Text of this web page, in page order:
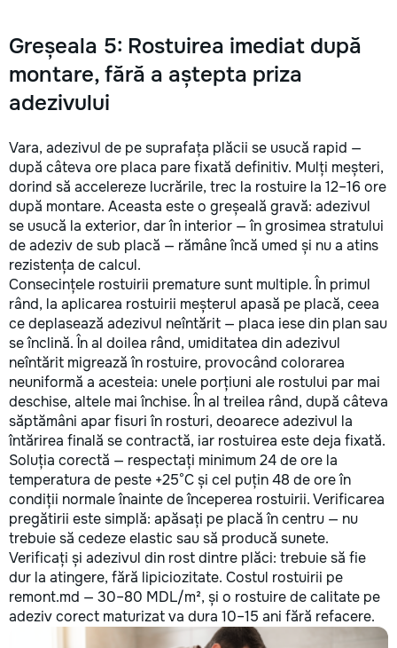
Greșeala 5: Rostuirea imediat după
montare, fără a aștepta priza
adezivului
Vara, adezivul de pe suprafața plăcii se usucă rapid —
după câteva ore placa pare fixată definitiv. Mulți meșteri,
dorind să accelereze lucrările, trec la rostuire la 12–16 ore
după montare. Aceasta este o greșeală gravă: adezivul
se usucă la exterior, dar în interior — în grosimea stratului
de adeziv de sub placă — rămâne încă umed și nu a atins
rezistența de calcul.
Consecințele rostuirii premature sunt multiple. În primul
rând, la aplicarea rostuirii meșterul apasă pe placă, ceea
ce deplasează adezivul neîntărit — placa iese din plan sau
se înclină. În al doilea rând, umiditatea din adezivul
neîntărit migrează în rostuire, provocând colorarea
neuniformă a acesteia: unele porțiuni ale rostului par mai
deschise, altele mai închise. În al treilea rând, după câteva
săptămâni apar fisuri în rosturi, deoarece adezivul la
întărirea finală se contractă, iar rostuirea este deja fixată.
Soluția corectă — respectați minimum 24 de ore la
temperatura de peste +25°C și cel puțin 48 de ore în
condiții normale înainte de începerea rostuirii. Verificarea
pregătirii este simplă: apăsați pe placă în centru — nu
trebuie să cedeze elastic sau să producă sunete.
Verificați și adezivul din rost dintre plăci: trebuie să fie
dur la atingere, fără lipiciozitate. Costul rostuirii pe
remont.md — 30–80 MDL/m², și o rostuire de calitate pe
adeziv corect maturizat va dura 10–15 ani fără refacere.